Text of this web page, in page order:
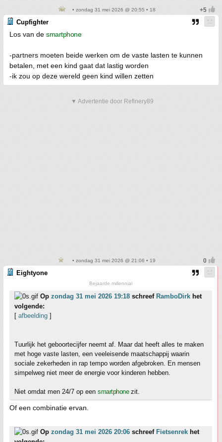
• zondag 31 mei 2026 @ 20:55 • 18
Cupfighter
Los van de smartphone
-partners moeten beide werken om de vaste lasten te kunnen
betalen, met een kind gaat dat lastig worden
-ik zou op deze wereld geen kind willen zetten
▼ Advertentie door Refinery89
• zondag 31 mei 2026 @ 21:06 • 19
Eightyone
Bejaarde millennial
Op zondag 31 mei 2026 19:18 schreef RamboDirk het
volgende:
[ afbeelding ]
Tuurlijk het geboortecijfer neemt af. Maar dat heeft alles te maken
met hoge vaste lasten, een veeleisende maatschappij waarin
sociale zekerheden in rap tempo worden afgebroken. En mensen
simpelweg niet meer de energie voor kinderen hebben.
Niet omdat men 24/7 op een smartphonezit.
Of een combinatie ervan.
Op zondag 31 mei 2026 20:06 schreef Fietsenrek het